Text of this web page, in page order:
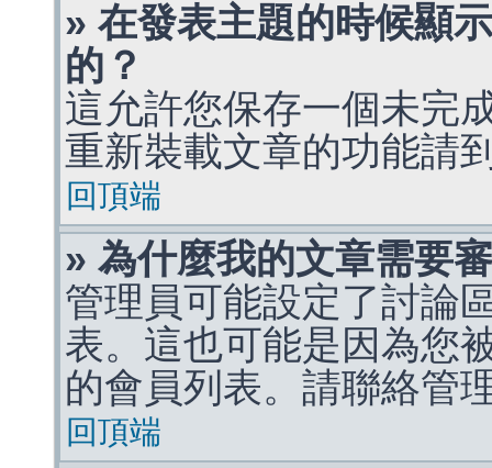
» 在發表主題的時候顯
的？
這允許您保存一個未完
重新裝載文章的功能請
回頂端
» 為什麼我的文章需要
管理員可能設定了討論
表。這也可能是因為您
的會員列表。請聯絡管
回頂端